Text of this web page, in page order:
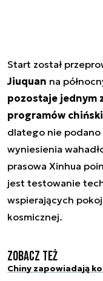
Start został
Jiuquan na
pozostaje jednym
programów
dlatego nie podano
wyniesienia
prasowa Xinhua
jest testowanie
wspierających
kosmicznej.
Zobacz też
Chiny zapowiadają